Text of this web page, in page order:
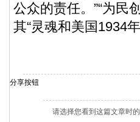
公众的责任。”“为民
其“灵魂和美国1934
分享按钮
请选择您看到这篇文章时